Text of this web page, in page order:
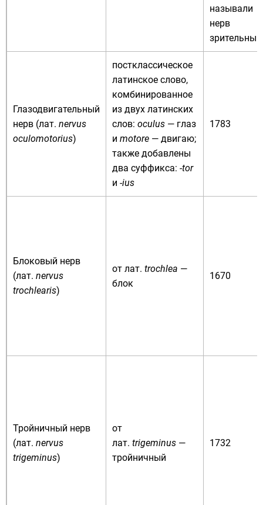
называли
нерв
зрительным
Глазодвигательный
нерв (лат. nervus
oculomotorius)
постклассическое
латинское слово,
комбинированное
из двух латинских
слов: oculus — глаз
и motore — двигаю;
также добавлены
два суффикса: -tor
и -ius
1783
Блоковый нерв
(лат. nervus
trochlearis)
от лат. trochlea —
блок
1670
Тройничный нерв
(лат. nervus
trigeminus)
от
лат. trigeminus —
тройничный
1732